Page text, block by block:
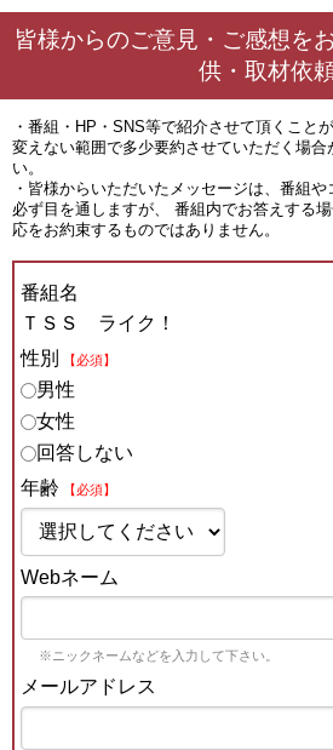
皆様からのご意見・ご感想を
供・取材依
・番組・HP・SNS等で紹介させて頂くこと
変えない範囲で多少要約させていただく場合
い。
・皆様からいただいたメッセージは、番組
必ず目を通しますが、 番組内でお答えする
応をお約束するものではありません。
番組名
ＴＳＳ ライク！
性別
【必須】
男性
女性
回答しない
年齢
【必須】
Webネーム
※ニックネームなどを入力して下さい。
メールアドレス